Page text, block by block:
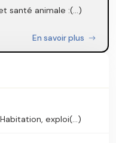
santé animale :(...)
En savoir plus
exploi(...)